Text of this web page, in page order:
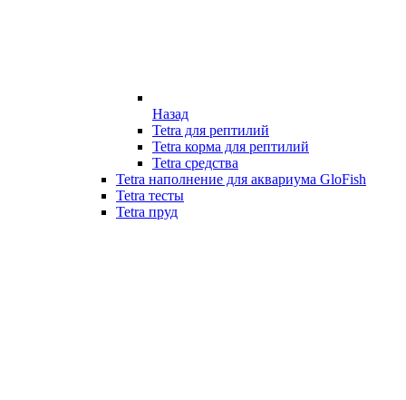
Назад
Tetra для рептилий
Tetra корма для рептилий
Tetra средства
Tetra наполнение для аквариума GloFish
Tetra тесты
Tetra пруд